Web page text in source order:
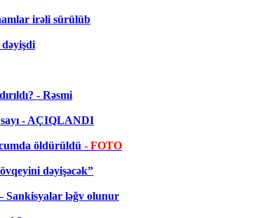
irəli sürülüb
- Rəsmi
sayı - AÇIQLANDI
öldürüldü - FOTO
dəyişəcək”
Sankisyalar ləğv olunur